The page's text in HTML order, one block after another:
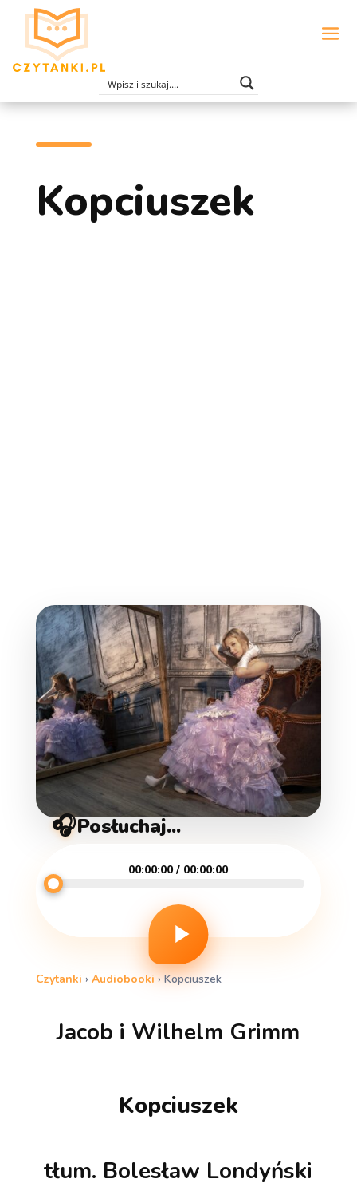
Kopciuszek
🎧Posłuchaj...
00:00:00 / 00:00:00
Czytanki › Audiobooki›Kopciuszek
Jacob i Wilhelm Grimm
Kopciuszek
tłum. Bolesław Londyński